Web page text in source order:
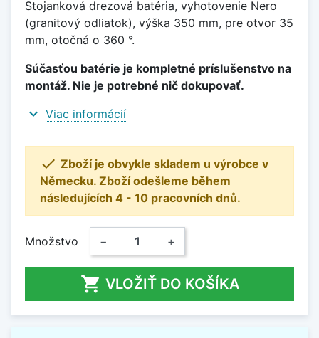
Stojanková drezová batéria, vyhotovenie Nero
(granitový odliatok), výška 350 mm, pre otvor 35
mm, otočná o 360 °.
Súčasťou batérie je kompletné príslušenstvo na
montáž. Nie je potrebné nič dokupovať.
expand_more Viac informácií
 Zboží je obvykle skladem u výrobce v
Německu. Zboží odešleme během
následujících 4 - 10 pracovních dnů.
Množstvo − +
 VLOŽIŤ DO KOŠÍKA